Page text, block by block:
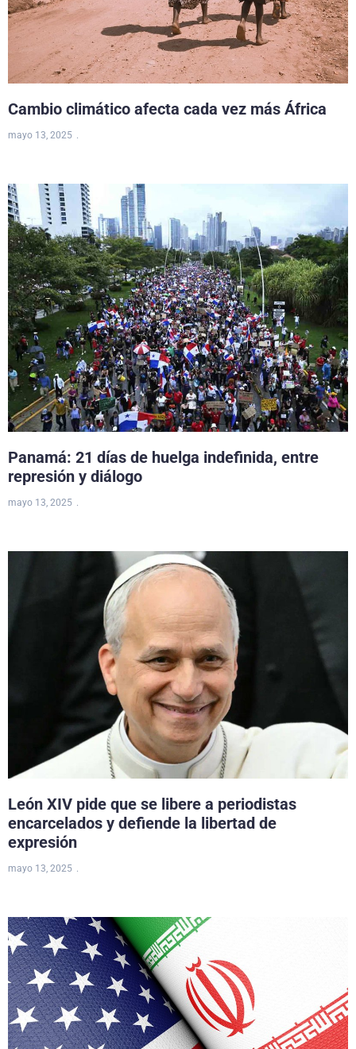
Cambio climático afecta cada vez más África
mayo 13, 2025
Panamá: 21 días de huelga indefinida, entre
represión y diálogo
mayo 13, 2025
León XIV pide que se libere a periodistas
encarcelados y defiende la libertad de
expresión
mayo 13, 2025